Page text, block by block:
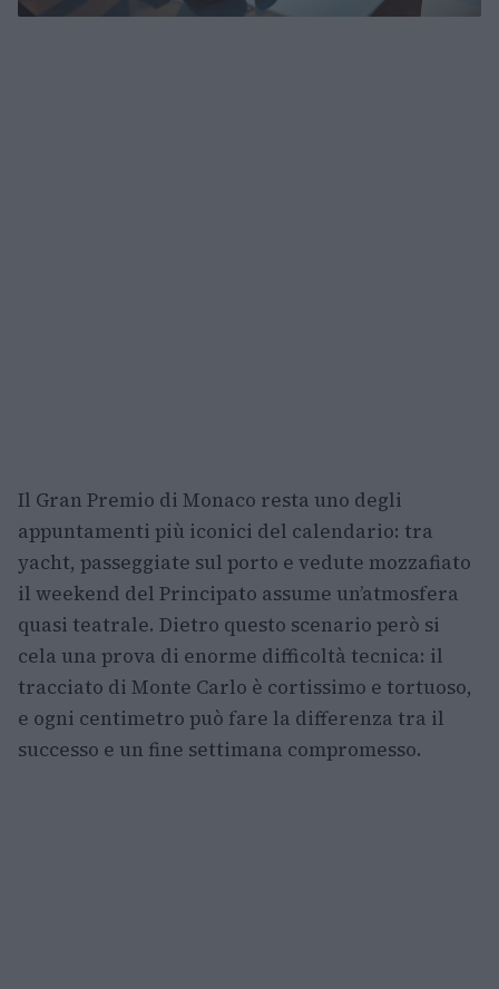
Il Gran Premio di Monaco resta uno degli
appuntamenti più iconici del calendario: tra
yacht, passeggiate sul porto e vedute mozzafiato
il weekend del Principato assume un’atmosfera
quasi teatrale. Dietro questo scenario però si
cela una prova di enorme difficoltà tecnica: il
tracciato di Monte Carlo è cortissimo e tortuoso,
e ogni centimetro può fare la differenza tra il
successo e un fine settimana compromesso.